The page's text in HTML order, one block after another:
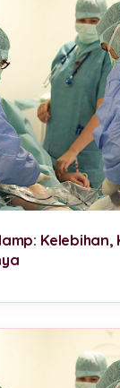
Kelebihan,